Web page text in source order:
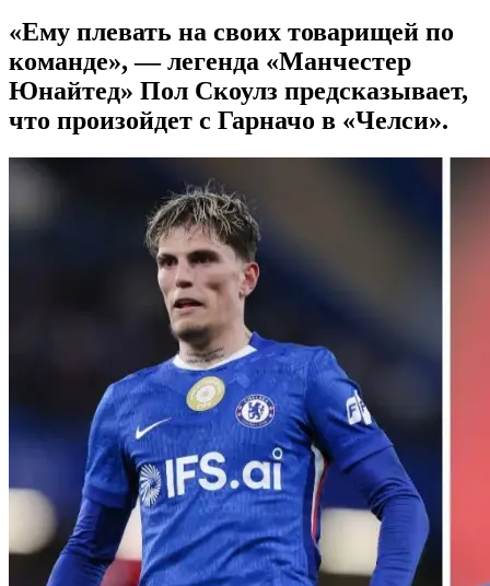
«Ему плевать на своих товарищей по
команде», — легенда «Манчестер
Юнайтед» Пол Скоулз предсказывает,
что произойдет с Гарначо в «Челси».